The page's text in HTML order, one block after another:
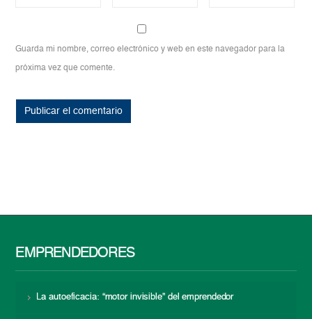
Guarda mi nombre, correo electrónico y web en este navegador para la
próxima vez que comente.
EMPRENDEDORES
La autoeficacia: “motor invisible” del emprendedor